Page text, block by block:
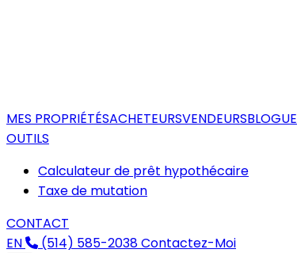
MES PROPRIÉTÉSACHETEURSVENDEURSBLOGUE
OUTILS
Calculateur de prêt hypothécaire
Taxe de mutation
CONTACT
EN
(514) 585-2038Contactez-Moi